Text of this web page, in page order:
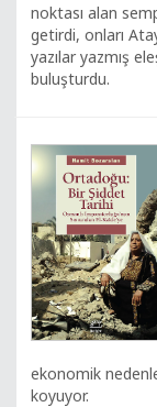
noktası alan
getirdi, onları
yazılar yazmış
buluşturdu.
ekonomik
koyuyor.